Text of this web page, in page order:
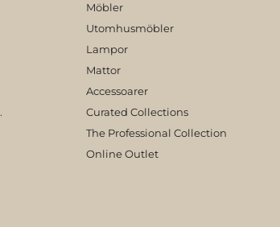
Möbler
Utomhusmöbler
Lampor
Mattor
Accessoarer
Curated Collections
The Professional Collection
Online Outlet